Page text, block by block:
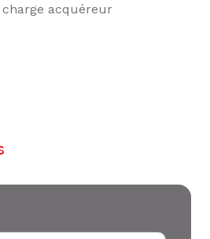
acquéreur